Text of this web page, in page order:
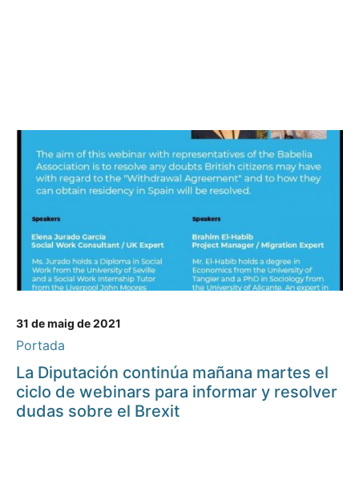
31 de maig de 2021
Portada
La Diputación continúa mañana martes el
ciclo de webinars para informar y resolver
dudas sobre el Brexit